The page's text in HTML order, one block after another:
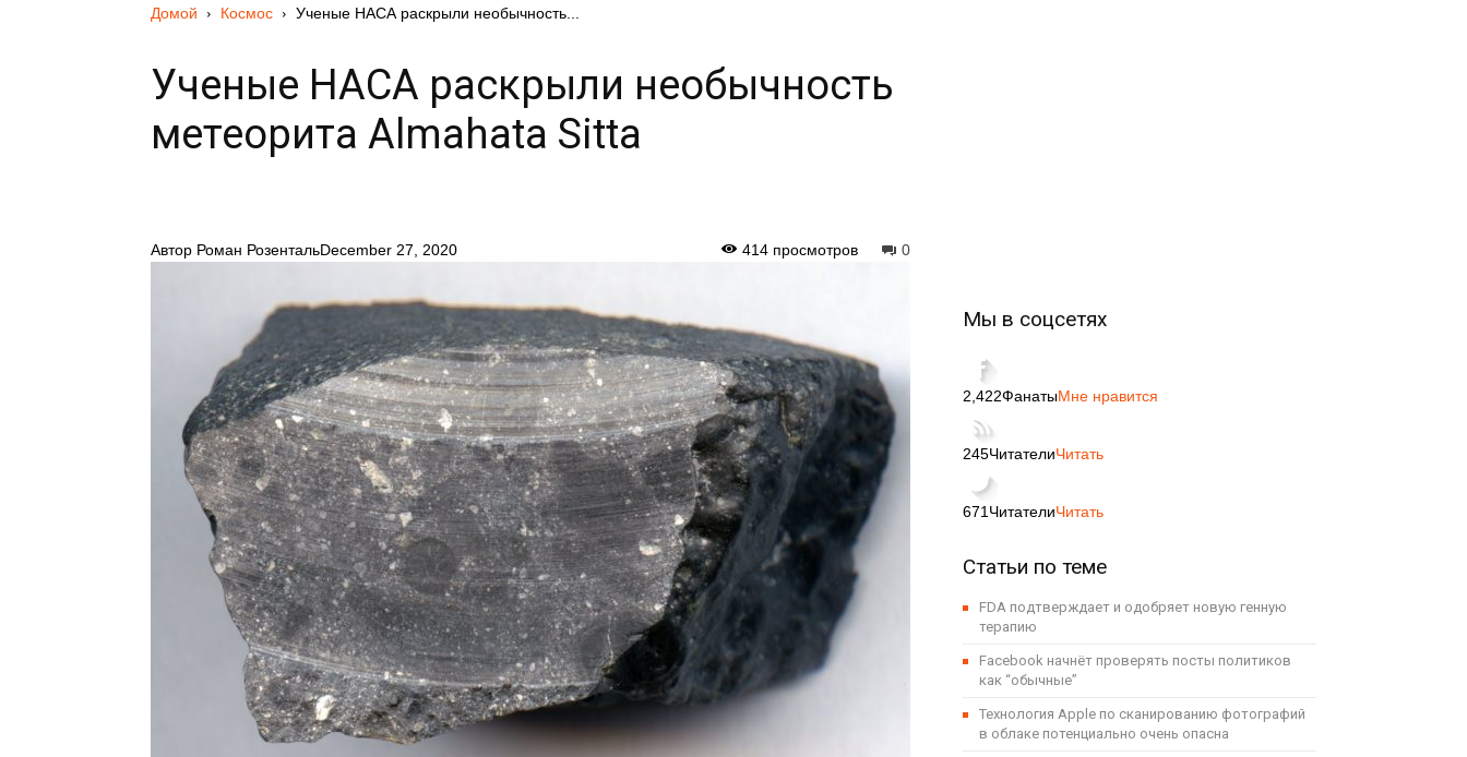
Домой Космос Ученые НАСА раскрыли необычность...
Ученые НАСА раскрыли необычность
метеорита Almahata Sitta
Автор Роман РозентальDecember 27, 2020 0
414 просмотров
Мы в соцсетях
2,422ФанатыМне нравится
245ЧитателиЧитать
671 ЧитателиЧитать
Статьи по теме
FDA подтверждает и одобряет новую генную
терапию
Facebook начнёт проверять посты политиков
как “обычные”
Технология Apple по сканированию фотографий
в облаке потенциально очень опасна